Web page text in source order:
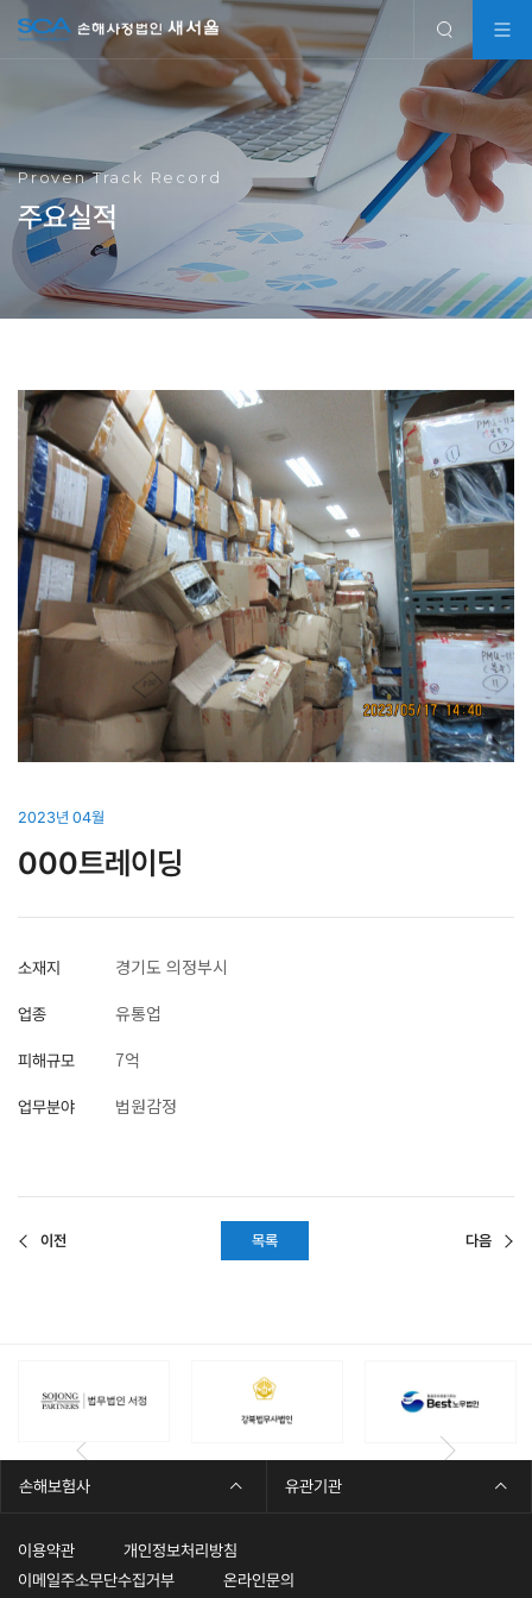
Proven Track Record
주요실적
2023년 04월
000트레이딩
소재지 경기도 의정부시
업종 유통업
피해규모 7억
업무분야 법원감정
이전 목록 다음
이용약관
개인정보처리방침
이메일주소무단수집거부
온라인문의
손해보험사 유관기관